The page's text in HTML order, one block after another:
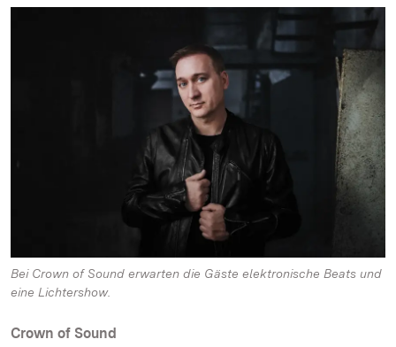
Bei Crown of Sound erwarten die Gäste elektronische Beats und
eine Lichtershow.
Crown of Sound